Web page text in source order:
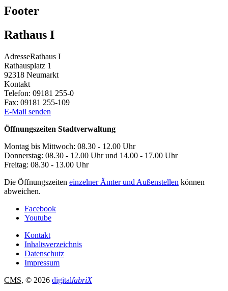
Footer
Rathaus I
AdresseRathaus I
Rathausplatz 1
92318 Neumarkt
Kontakt
Telefon: 09181 255-0
Fax: 09181 255-109
E-Mail senden
Öffnungszeiten Stadtverwaltung
Montag bis Mittwoch: 08.30 - 12.00 Uhr
Donnerstag: 08.30 - 12.00 Uhr und 14.00 - 17.00 Uhr
Freitag: 08.30 - 13.00 Uhr
Die Öffnungszeiten einzelner Ämter und Außenstellen können
abweichen.
Facebook
Youtube
Kontakt
Inhaltsverzeichnis
Datenschutz
Impressum
CMS, © 2026 digitalfabriX